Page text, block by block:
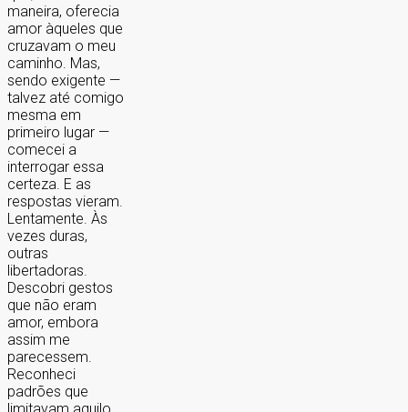
maneira, oferecia
amor àqueles que
cruzavam o meu
caminho. Mas,
sendo exigente —
talvez até comigo
mesma em
primeiro lugar —
comecei a
interrogar essa
certeza. E as
respostas vieram.
Lentamente. Às
vezes duras,
outras
libertadoras.
Descobri gestos
que não eram
amor, embora
assim me
parecessem.
Reconheci
padrões que
limitavam aquilo